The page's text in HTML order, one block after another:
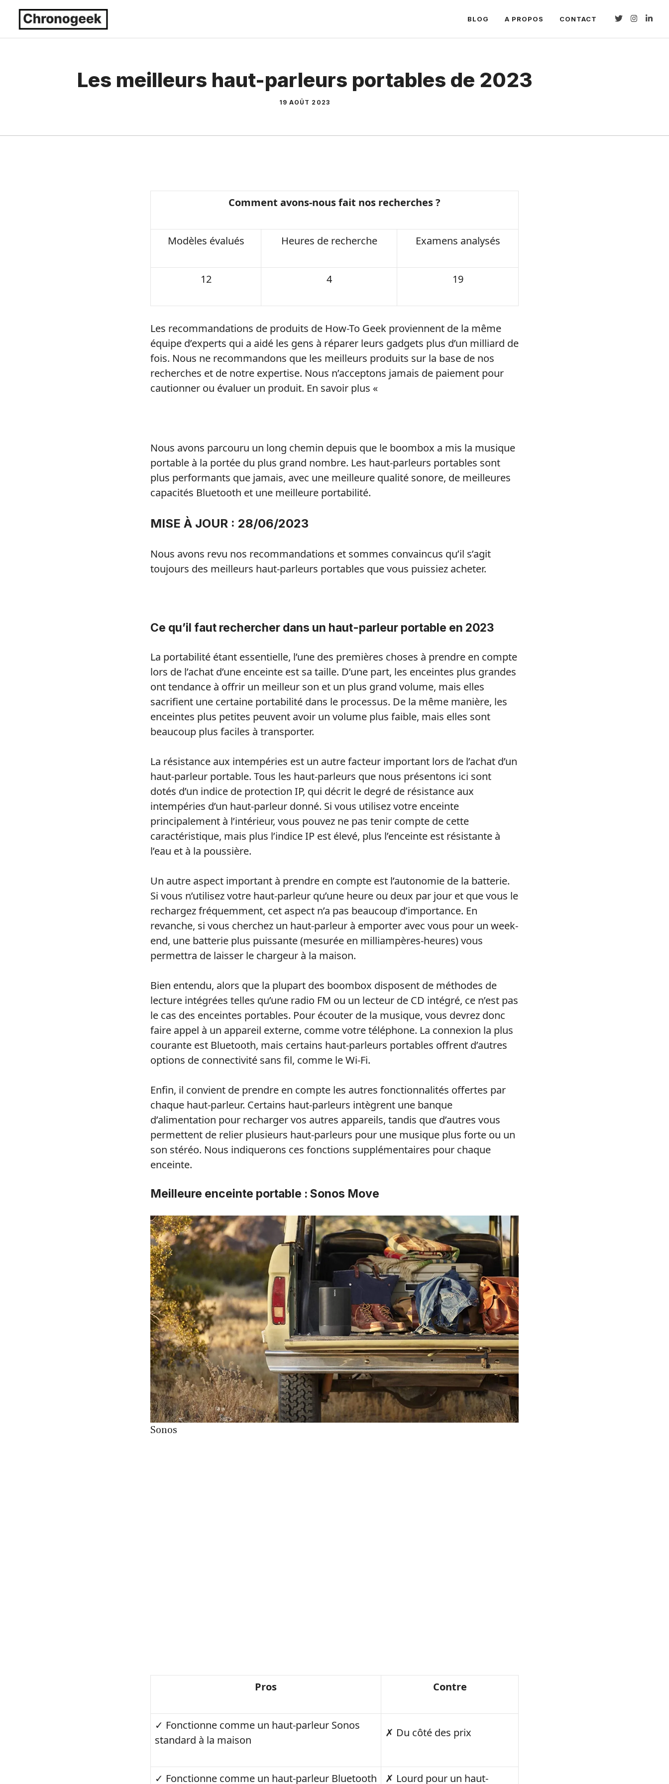
Aller
contenu
BLOG A PROPOS CONTACT
Les meilleurs haut-parleurs portables de 2023
19 AOÛT 2023
Comment avons-nous fait nos recherches ?
Modèles évalués Heures de recherche Examens analysés
12 4 19
Les recommandations de produits de How-To Geek proviennent de la même
équipe d’experts qui a aidé les gens à réparer leurs gadgets plus d’un milliard de
fois. Nous ne recommandons que les meilleurs produits sur la base de nos
recherches et de notre expertise. Nous n’acceptons jamais de paiement pour
cautionner ou évaluer un produit. En savoir plus «
Nous avons parcouru un long chemin depuis que le boombox a mis la musique
portable à la portée du plus grand nombre. Les haut-parleurs portables sont
plus performants que jamais, avec une meilleure qualité sonore, de meilleures
capacités Bluetooth et une meilleure portabilité.
MISE À JOUR : 28/06/2023
Nous avons revu nos recommandations et sommes convaincus qu’il s’agit
toujours des meilleurs haut-parleurs portables que vous puissiez acheter.
Ce qu’il faut rechercher dans un haut-parleur portable en 2023
La portabilité étant essentielle, l’une des premières choses à prendre en compte
lors de l’achat d’une enceinte est sa taille. D’une part, les enceintes plus grandes
ont tendance à offrir un meilleur son et un plus grand volume, mais elles
sacrifient une certaine portabilité dans le processus. De la même manière, les
enceintes plus petites peuvent avoir un volume plus faible, mais elles sont
beaucoup plus faciles à transporter.
La résistance aux intempéries est un autre facteur important lors de l’achat d’un
haut-parleur portable. Tous les haut-parleurs que nous présentons ici sont
dotés d’un indice de protection IP, qui décrit le degré de résistance aux
intempéries d’un haut-parleur donné. Si vous utilisez votre enceinte
principalement à l’intérieur, vous pouvez ne pas tenir compte de cette
caractéristique, mais plus l’indice IP est élevé, plus l’enceinte est résistante à
l’eau et à la poussière.
Un autre aspect important à prendre en compte est l’autonomie de la batterie.
Si vous n’utilisez votre haut-parleur qu’une heure ou deux par jour et que vous le
rechargez fréquemment, cet aspect n’a pas beaucoup d’importance. En
revanche, si vous cherchez un haut-parleur à emporter avec vous pour un week-
end, une batterie plus puissante (mesurée en milliampères-heures) vous
permettra de laisser le chargeur à la maison.
Bien entendu, alors que la plupart des boombox disposent de méthodes de
lecture intégrées telles qu’une radio FM ou un lecteur de CD intégré, ce n’est pas
le cas des enceintes portables. Pour écouter de la musique, vous devrez donc
faire appel à un appareil externe, comme votre téléphone. La connexion la plus
courante est Bluetooth, mais certains haut-parleurs portables offrent d’autres
options de connectivité sans fil, comme le Wi-Fi.
Enfin, il convient de prendre en compte les autres fonctionnalités offertes par
chaque haut-parleur. Certains haut-parleurs intègrent une banque
d’alimentation pour recharger vos autres appareils, tandis que d’autres vous
permettent de relier plusieurs haut-parleurs pour une musique plus forte ou un
son stéréo. Nous indiquerons ces fonctions supplémentaires pour chaque
enceinte.
Meilleure enceinte portable : Sonos Move
Sonos
Pros Contre
✓ Fonctionne comme un haut-parleur Sonos
standard à la maison
✗ Du côté des prix
✓ Fonctionne comme un haut-parleur Bluetooth ✗ Lourd pour un haut-